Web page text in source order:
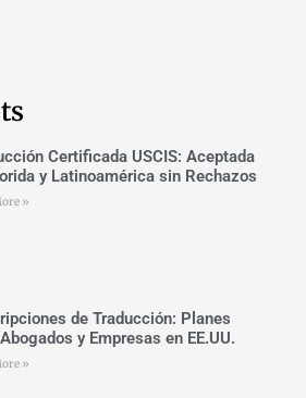
Certificada USCIS: Aceptada
y Latinoamérica sin Rechazos
»
de Traducción: Planes
y Empresas en EE.UU.
»